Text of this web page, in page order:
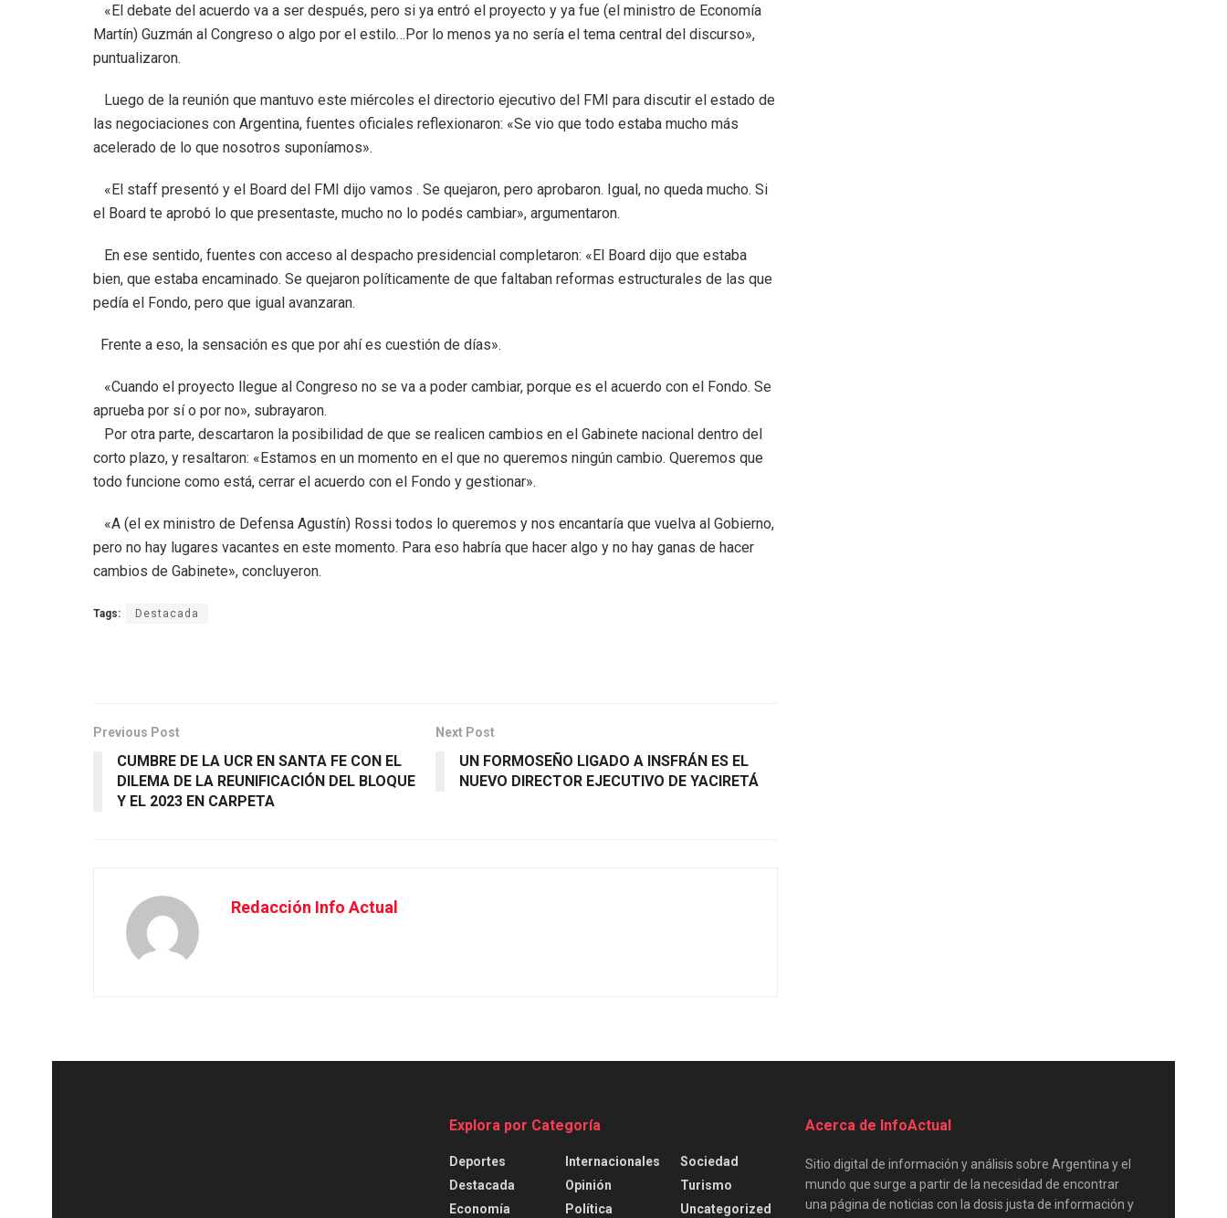
«El debate del acuerdo va a ser después, pero si ya entró el proyecto y ya fue (el ministro de Economía
Martín) Guzmán al Congreso o algo por el estilo…Por lo menos ya no sería el tema central del discurso»,
puntualizaron.
Luego de la reunión que mantuvo este miércoles el directorio ejecutivo del FMI para discutir el estado de
las negociaciones con Argentina, fuentes oficiales reflexionaron: «Se vio que todo estaba mucho más
acelerado de lo que nosotros suponíamos».
«El staff presentó y el Board del FMI dijo vamos . Se quejaron, pero aprobaron. Igual, no queda mucho. Si
el Board te aprobó lo que presentaste, mucho no lo podés cambiar», argumentaron.
En ese sentido, fuentes con acceso al despacho presidencial completaron: «El Board dijo que estaba
bien, que estaba encaminado. Se quejaron políticamente de que faltaban reformas estructurales de las que
pedía el Fondo, pero que igual avanzaran.
Frente a eso, la sensación es que por ahí es cuestión de días».
«Cuando el proyecto llegue al Congreso no se va a poder cambiar, porque es el acuerdo con el Fondo. Se
aprueba por sí o por no», subrayaron.
Por otra parte, descartaron la posibilidad de que se realicen cambios en el Gabinete nacional dentro del
corto plazo, y resaltaron: «Estamos en un momento en el que no queremos ningún cambio. Queremos que
todo funcione como está, cerrar el acuerdo con el Fondo y gestionar».
«A (el ex ministro de Defensa Agustín) Rossi todos lo queremos y nos encantaría que vuelva al Gobierno,
pero no hay lugares vacantes en este momento. Para eso habría que hacer algo y no hay ganas de hacer
cambios de Gabinete», concluyeron.
Tags: Destacada
Previous Post
CUMBRE DE LA UCR EN SANTA FE CON EL
DILEMA DE LA REUNIFICACIÓN DEL BLOQUE
Y EL 2023 EN CARPETA
Next Post
UN FORMOSEÑO LIGADO A INSFRÁN ES EL
NUEVO DIRECTOR EJECUTIVO DE YACIRETÁ
Redacción Info Actual
Explora por Categoría
Deportes
Destacada
Economía
Internacionales
Opinión
Política
Sociedad
Turismo
Uncategorized
Acerca de InfoActual
Sitio digital de información y análisis sobre Argentina y el
mundo que surge a partir de la necesidad de encontrar
una página de noticias con la dosis justa de información y